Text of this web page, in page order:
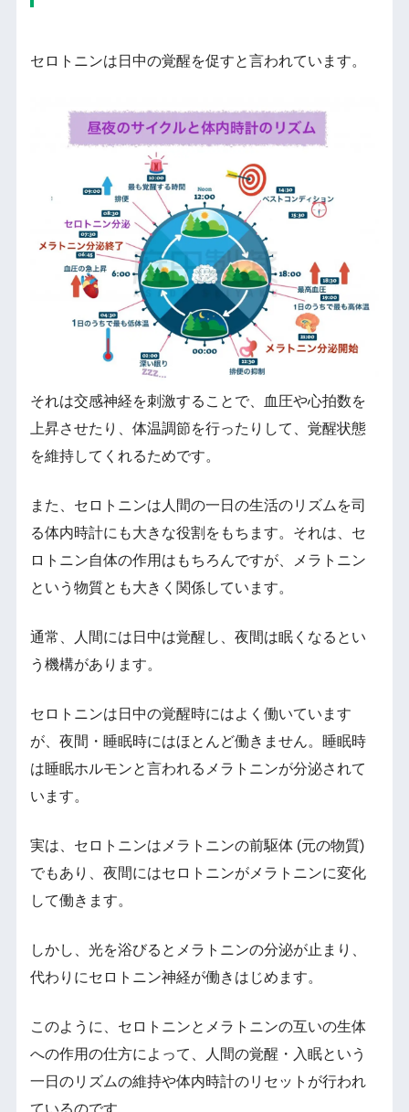
セロトニンは日中の覚醒を促すと言われています。
それは交感神経を刺激することで、血圧や心拍数を
上昇させたり、体温調節を行ったりして、覚醒状態
を維持してくれるためです。
また、セロトニンは人間の一日の生活のリズムを司
る体内時計にも大きな役割をもちます。それは、セ
ロトニン自体の作用はもちろんですが、メラトニン
という物質とも大きく関係しています。
通常、人間には日中は覚醒し、夜間は眠くなるとい
う機構があります。
セロトニンは日中の覚醒時にはよく働いています
が、夜間・睡眠時にはほとんど働きません。睡眠時
は睡眠ホルモンと言われるメラトニンが分泌されて
います。
実は、セロトニンはメラトニンの前駆体 (元の物質)
でもあり、夜間にはセロトニンがメラトニンに変化
して働きます。
しかし、光を浴びるとメラトニンの分泌が止まり、
代わりにセロトニン神経が働きはじめます。
このように、セロトニンとメラトニンの互いの生体
への作用の仕方によって、人間の覚醒・入眠という
一日のリズムの維持や体内時計のリセットが行われ
ているのです。